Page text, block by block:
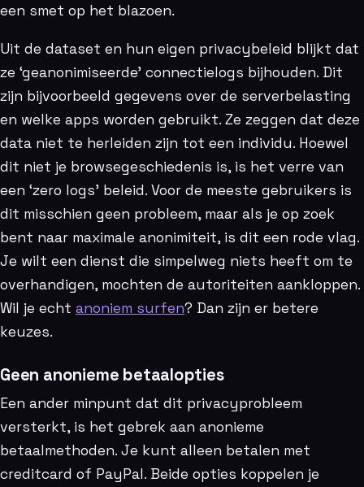
een smet op het blazoen.
Uit de dataset en hun eigen privacybeleid blijkt dat
ze ‘geanonimiseerde’ connectielogs bijhouden. Dit
zijn bijvoorbeeld gegevens over de serverbelasting
en welke apps worden gebruikt. Ze zeggen dat deze
data niet te herleiden zijn tot een individu. Hoewel
dit niet je browsegeschiedenis is, is het verre van
een ‘zero logs’ beleid. Voor de meeste gebruikers is
dit misschien geen probleem, maar als je op zoek
bent naar maximale anonimiteit, is dit een rode vlag.
Je wilt een dienst die simpelweg niets heeft om te
overhandigen, mochten de autoriteiten aankloppen.
Wil je echt anoniem surfen? Dan zijn er betere
keuzes.
Geen anonieme betaalopties
Een ander minpunt dat dit privacyprobleem
versterkt, is het gebrek aan anonieme
betaalmethoden. Je kunt alleen betalen met
creditcard of PayPal. Beide opties koppelen je